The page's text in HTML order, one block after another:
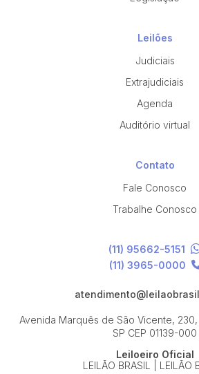
Leilões
Judiciais
Extrajudiciais
Agenda
Auditório virtual
Contato
Fale Conosco
Trabalhe Conosco
(11) 95662-5151
(11) 3965-0000
Avenida Marquês de São Vicente,
SP CEP 01139-000
Leiloeiro Oficial
LEILÃO BRASIL | LEILÃO